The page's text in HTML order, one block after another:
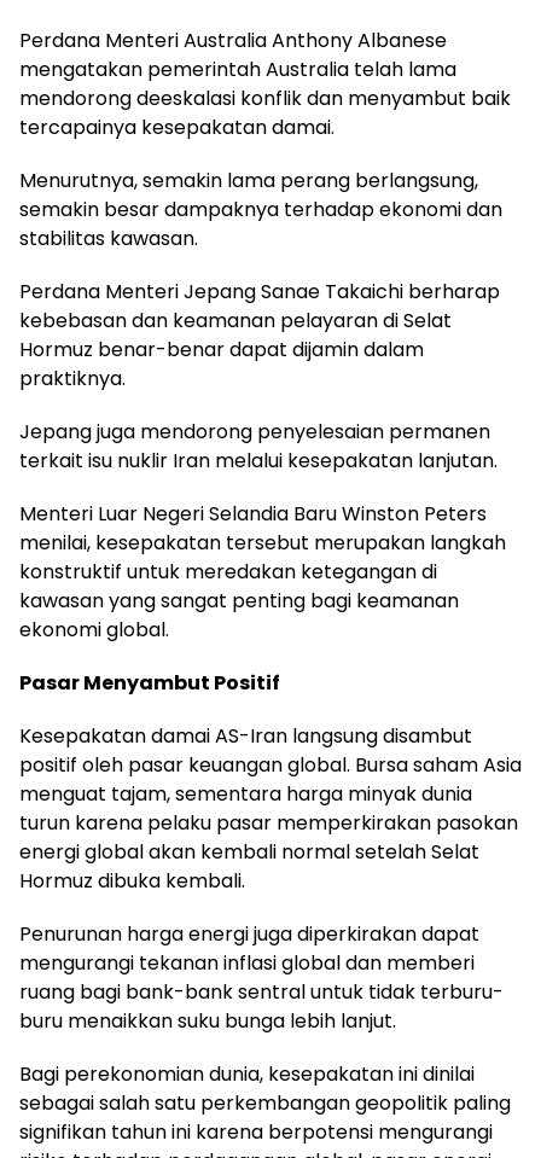
Perdana Menteri Australia Anthony Albanese
mengatakan pemerintah Australia telah lama
mendorong deeskalasi konflik dan menyambut baik
tercapainya kesepakatan damai.
Menurutnya, semakin lama perang berlangsung,
semakin besar dampaknya terhadap ekonomi dan
stabilitas kawasan.
Perdana Menteri Jepang Sanae Takaichi berharap
kebebasan dan keamanan pelayaran di Selat
Hormuz benar-benar dapat dijamin dalam
praktiknya.
Jepang juga mendorong penyelesaian permanen
terkait isu nuklir Iran melalui kesepakatan lanjutan.
Menteri Luar Negeri Selandia Baru Winston Peters
menilai, kesepakatan tersebut merupakan langkah
konstruktif untuk meredakan ketegangan di
kawasan yang sangat penting bagi keamanan
ekonomi global.
Pasar Menyambut Positif
Kesepakatan damai AS-Iran langsung disambut
positif oleh pasar keuangan global. Bursa saham Asia
menguat tajam, sementara harga minyak dunia
turun karena pelaku pasar memperkirakan pasokan
energi global akan kembali normal setelah Selat
Hormuz dibuka kembali.
Penurunan harga energi juga diperkirakan dapat
mengurangi tekanan inflasi global dan memberi
ruang bagi bank-bank sentral untuk tidak terburu-
buru menaikkan suku bunga lebih lanjut.
Bagi perekonomian dunia, kesepakatan ini dinilai
sebagai salah satu perkembangan geopolitik paling
signifikan tahun ini karena berpotensi mengurangi